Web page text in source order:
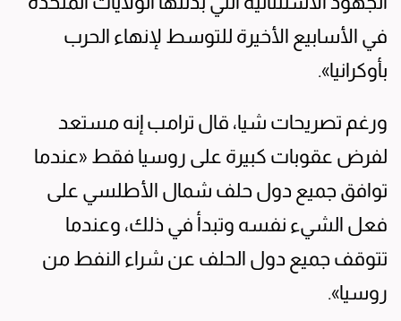
في الأسابيع الأخيرة للتوسط لإنهاء الحرب
بأوكرانيا».
ورغم تصريحات شيا، قال ترامب إنه مستعد
لفرض عقوبات كبيرة على روسيا فقط «عندما
توافق جميع دول حلف شمال الأطلسي على
فعل الشيء نفسه وتبدأ في ذلك، وعندما
تتوقف جميع دول الحلف عن شراء النفط من
روسيا».